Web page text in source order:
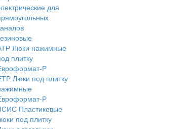
для
Люки нажимные
плитку
Р
Люки под плитку
Р
Пластиковые
под плитку